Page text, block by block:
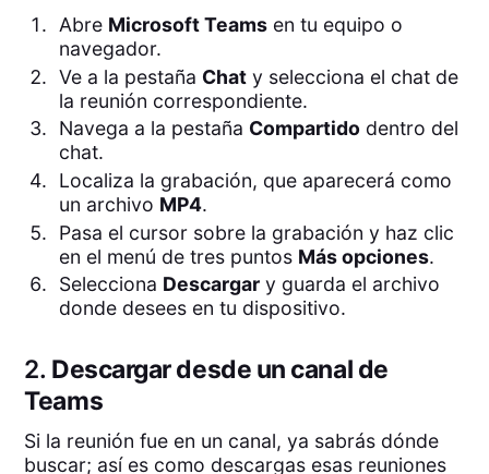
Abre Microsoft Teamsen tu equipo o
navegador.
Ve a la pestaña Chaty selecciona el chat de
la reunión correspondiente.
Navega a la pestaña Compartidodentro del
chat.
Localiza la grabación, que aparecerá como
un archivo MP4.
Pasa el cursor sobre la grabación y haz clic
en el menú de tres puntos Más opciones.
Selecciona Descargary guarda el archivo
donde desees en tu dispositivo.
2. Descargar desde un canal de
Teams
Si la reunión fue en un canal, ya sabrás dónde
buscar; así es como descargas esas reuniones